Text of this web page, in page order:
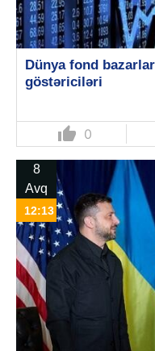
Dünya fond
göstəriciləri
thumb_up 0
8
Avq
12:13